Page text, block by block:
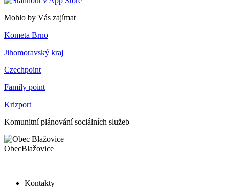
Mohlo by Vás zajímat
Kometa Brno
Jihomoravský kraj
Czechpoint
Family point
Krizport
Komunitní plánování sociálních služeb
ObecBlažovice
Kontakty